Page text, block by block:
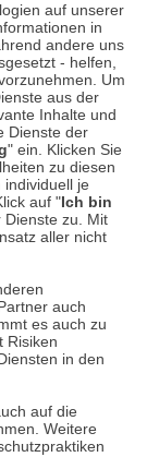
auf unserer
in
andere uns
- helfen,
Um
aus der
Inhalte und
Dienste der
" ein. Klicken Sie
zu diesen
je
auf "Ich bin
Dienste zu. Mit
aller nicht
auch
es auch zu
Risiken
in den
auf die
Weitere
der
auf der
–
Kontakt